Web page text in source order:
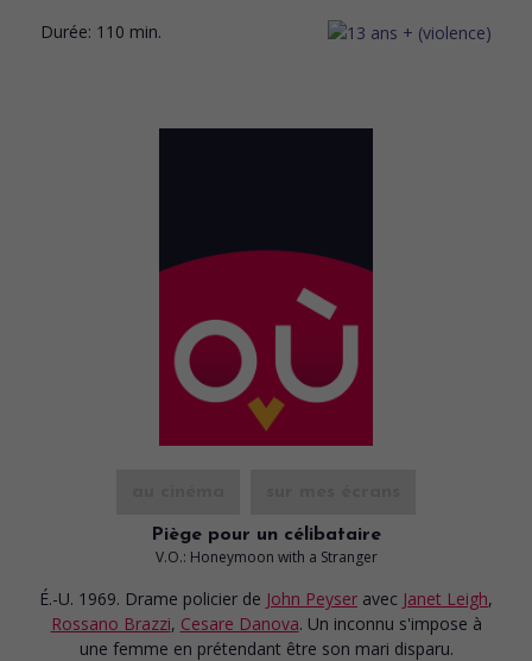
Durée: 110 min.
Piège pour un célibataire
V.O.: Honeymoon with a Stranger
É.-U. 1969. Drame policier de John Peyser avec Janet Leigh,
Rossano Brazzi, Cesare Danova. Un inconnu s'impose à
une femme en prétendant être son mari disparu.